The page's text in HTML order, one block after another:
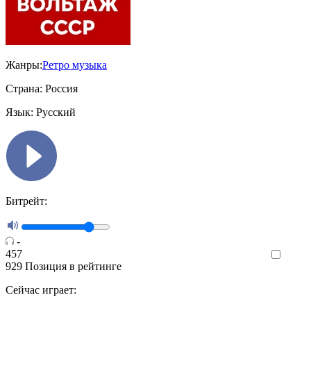
Жанры:Ретро музыка
Страна: Россия
Язык: Русский
Битрейт:
-
457
929 Позиция в рейтинге
Сейчас играет: